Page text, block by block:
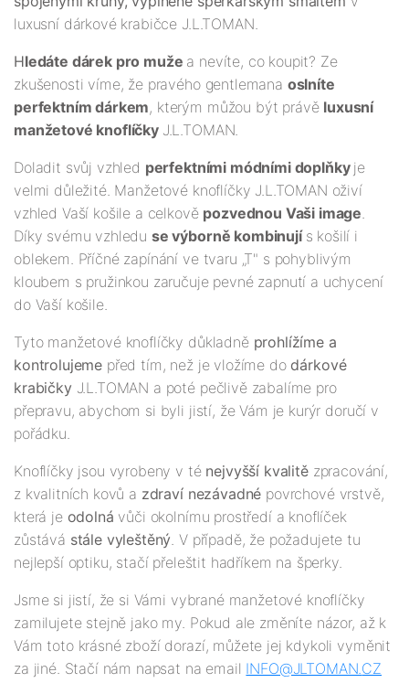
luxusní dárkové krabičce J.L.TOMAN.
Hledáte dárek pro muže a nevíte, co koupit? Ze
zkušenosti víme, že pravého gentlemana oslníte
perfektním dárkem, kterým můžou být právě luxusní
manžetové knoflíčky J.L.TOMAN.
Doladit svůj vzhled perfektními módními doplňky je
velmi důležité. Manžetové knoflíčky J.L.TOMAN oživí
vzhled Vaší košile a celkově pozvednou Vaši image.
Díky svému vzhledu se výborně kombinují s košilí i
oblekem. Příčné zapínání ve tvaru „T" s pohyblivým
kloubem s pružinkou zaručuje pevné zapnutí a uchycení
do Vaší košile.
Tyto manžetové knoflíčky důkladně prohlížíme a
kontrolujeme před tím, než je vložíme do dárkové
krabičkyJ.L.TOMAN a poté pečlivě zabalíme pro
přepravu, abychom si byli jistí, že Vám je kurýr doručí v
pořádku.
Knoflíčky jsou vyrobeny v té nejvyšší kvalitězpracování,
z kvalitních kovů a zdraví nezávadné povrchové vrstvě,
která je odolná vůči okolnímu prostředí a knoflíček
zůstává stále vyleštěný. V případě, že požadujete tu
nejlepší optiku, stačí přeleštit hadříkem na šperky.
Jsme si jistí, že si Vámi vybrané manžetové knoflíčky
zamilujete stejně jako my. Pokud ale změníte názor, až k
Vám toto krásné zboží dorazí, můžete jej kdykoli vyměnit
za jiné. Stačí nám napsat na email INFO@JLTOMAN.CZ